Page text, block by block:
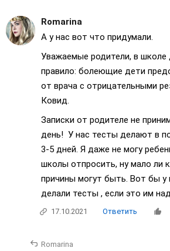
Romarina
А у нас вот что придумали.
Уважаемые родители, в школе
правило: болеющие дети
от врача с отрицательными
Ковид.
Записки от родителе не
день! У нас тесты делают в
3-5 дней. Я даже не могу
школы отпросить, ну мало ли
причины могут быть. Вот бы у
делали тесты , если это им
17.10.2021 Ответить
Romarina